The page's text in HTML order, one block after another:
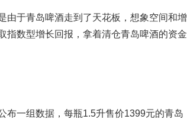
于青岛啤酒走到了天花板，想象空间和增
指数型增长回报，拿着清仓青岛啤酒的资金
一组数据，每瓶1.5升售价1399元的青岛